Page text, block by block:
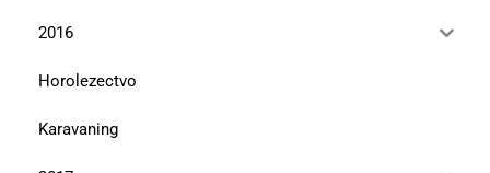
2016
Horolezectvo
Karavaning